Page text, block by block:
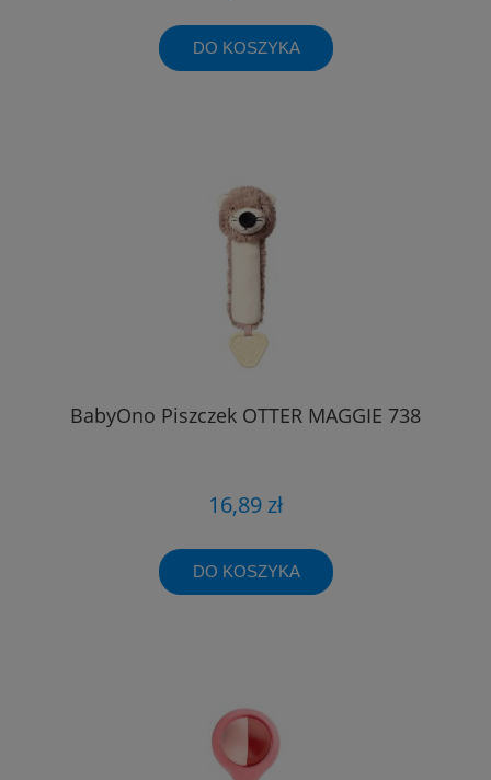
DO KOSZYKA
BabyOno Piszczek OTTER MAGGIE 738
16,89 zł
DO KOSZYKA